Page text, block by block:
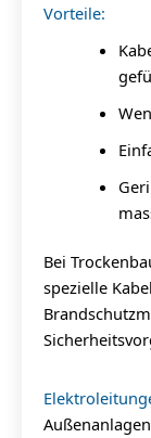
Vorteile:
Bei
spezielle